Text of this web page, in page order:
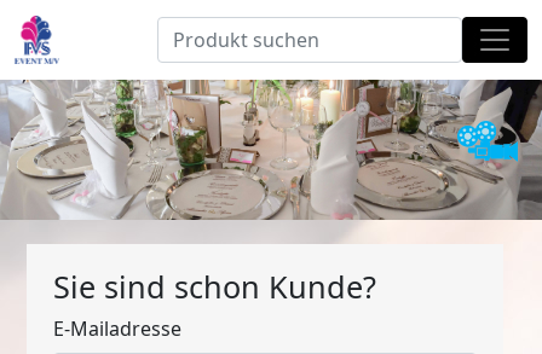
Sie sind schon Kunde?
E-Mailadresse